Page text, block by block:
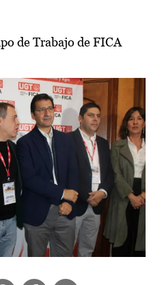
de Trabajo de FICA